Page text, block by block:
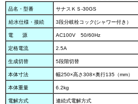
品名・型番 サナスＫＳ-30GS
給水仕様・接続 3段分岐栓コック(シャワー付き）
電 源 AC100V 50/60Hz
定格電流 2.5A
生成切替 5段階切替
本体寸法 幅250×高さ308×奥行135（mm）
本体重量 6.2kg
電解方式 連続式電解方式